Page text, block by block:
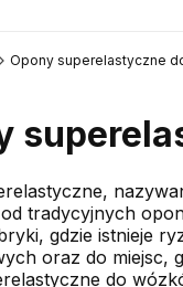
Opony superelastyczne
tradycyjnych
gdzie istnieje
oraz do miejsc,
do